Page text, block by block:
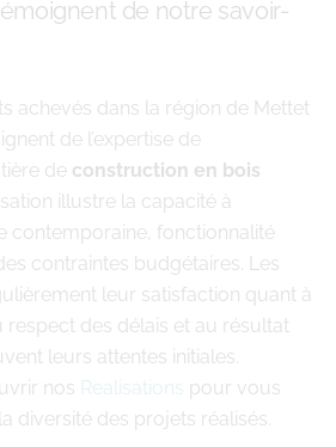
de notre savoir-
achevés dans la région de Mettet
de l’expertise de
de construction en bois
illustre la capacité à
contemporaine, fonctionnalité
contraintes budgétaires. Les
leur satisfaction quant à
respect des délais et au résultat
leurs attentes initiales.
nos Realisations pour vous
diversité des projets réalisés.